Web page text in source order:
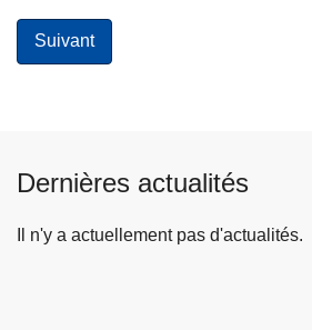
Dernières actualités
Il n'y a actuellement pas d'actualités.